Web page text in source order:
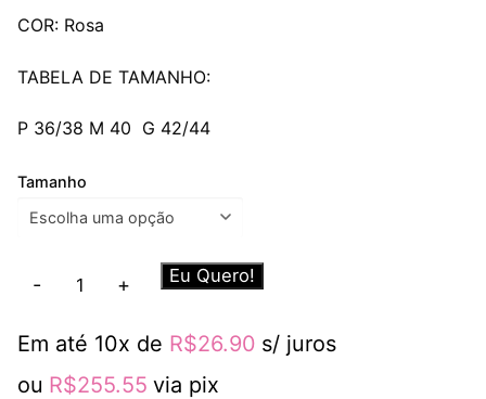
COR: Rosa
TABELA DE TAMANHO:
P 36/38 M 40 G 42/44
Tamanho
Conjunto
quantidade
- + Eu Quero!
Em até 10x de R$26.90 s/ juros
ou R$255.55 via pix